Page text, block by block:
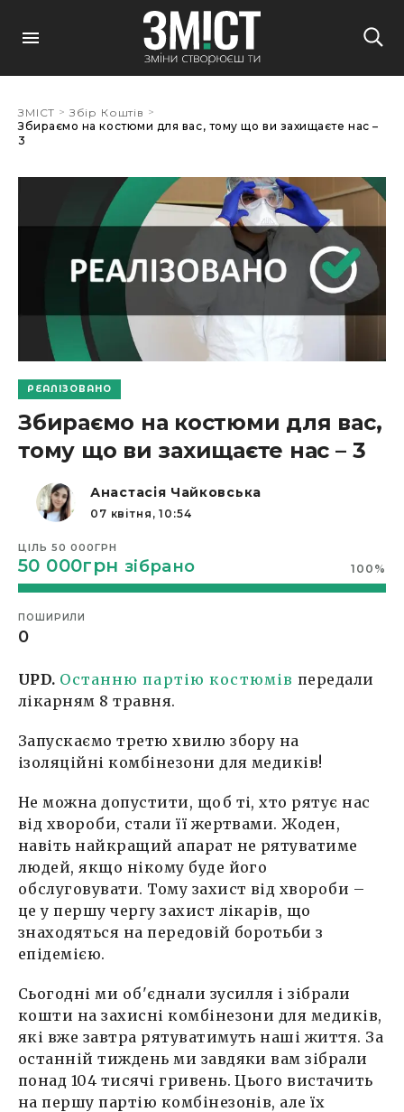
ЗМІСТ > Збір Коштів >
Збираємо на костюми для вас, тому що ви захищаєте нас –
3
РЕАЛІЗОВАНО
Збираємо на костюми для вас,
тому що ви захищаєте нас – 3
Анастасія Чайковська
07 квітня, 10:54
ЦІЛЬ 50 000ГРН
50 000грн зібрано 100 %
ПОШИРИЛИ
0
UPD. Останню партію костюмів передали
лікарням 8 травня.
Запускаємо третю хвилю збору на
ізоляційні комбінезони для медиків!
Не можна допустити, щоб ті, хто рятує нас
від хвороби, стали її жертвами. Жоден,
навіть найкращий апарат не рятуватиме
людей, якщо нікому буде його
обслуговувати. Тому захист від хвороби –
це у першу чергу захист лікарів, що
знаходяться на передовій боротьби з
епідемією.
Сьогодні ми об'єднали зусилля і зібрали
кошти на захисні комбінезони для медиків,
які вже завтра рятуватимуть наші життя. За
останній тиждень ми завдяки вам зібрали
понад 104 тисячі гривень. Цього вистачить
на першу партію комбінезонів, але їх